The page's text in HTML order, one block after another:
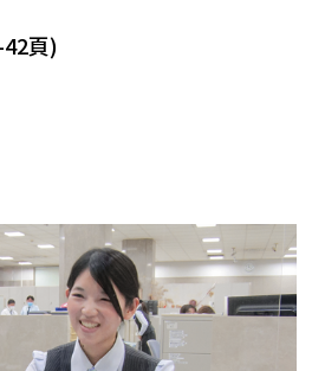
頁)